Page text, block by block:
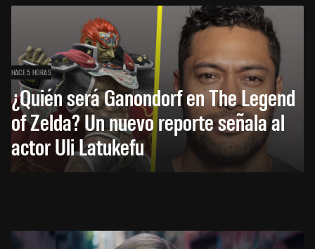
HACE 5 HORAS
¿Quién será Ganondorf en The Legend
of Zelda? Un nuevo reporte señala al
actor Uli Latukefu